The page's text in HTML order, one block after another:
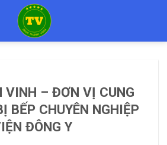
VINH – ĐƠN VỊ CUNG
BẾP CHUYÊN NGHIỆP
ĐÔNG Y